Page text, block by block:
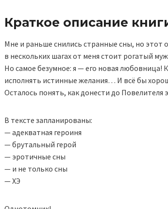
Краткое описание
Мне и раньше снились странные сны, но этот
в нескольких шагах от меня стоит рогатый
Но самое безумное: я — его новая любовница!
исполнять истинные желания… И всё бы
Осталось понять, как донести до
В тексте запланированы:
— адекватная героиня
— брутальный герой
— эротичные сны
— и не только сны
— ХЭ